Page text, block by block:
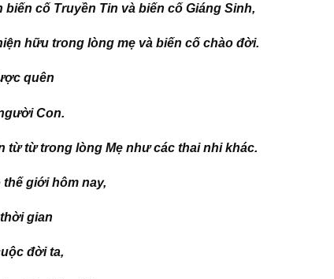
cố Truyền Tin và biến cố Giáng Sinh,
hữu trong lòng mẹ và biến cố chào đời.
quên
Con.
từ từ trong lòng Mẹ như các thai nhi khác.
giới hôm nay,
gian
đời ta,